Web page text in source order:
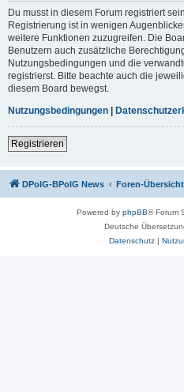
Du musst in diesem Forum registriert
Registrierung ist in wenigen
weitere Funktionen zuzugreifen. Die
Benutzern auch zusätzliche
Nutzungsbedingungen und die
registrierst. Bitte beachte auch die
diesem Board bewegst.
Nutzungsbedingungen |
Registrieren
DPolG-BPolG News Foren-Übersicht
Powered by phpBB® Forum
Deutsche
Datenschutz|